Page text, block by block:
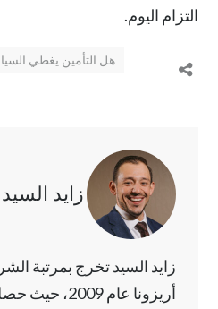
التزام اليوم.
هل التأمين يغطي
زايد السيد
زايد السيد تخرج بمرتبة
أريزونا عام